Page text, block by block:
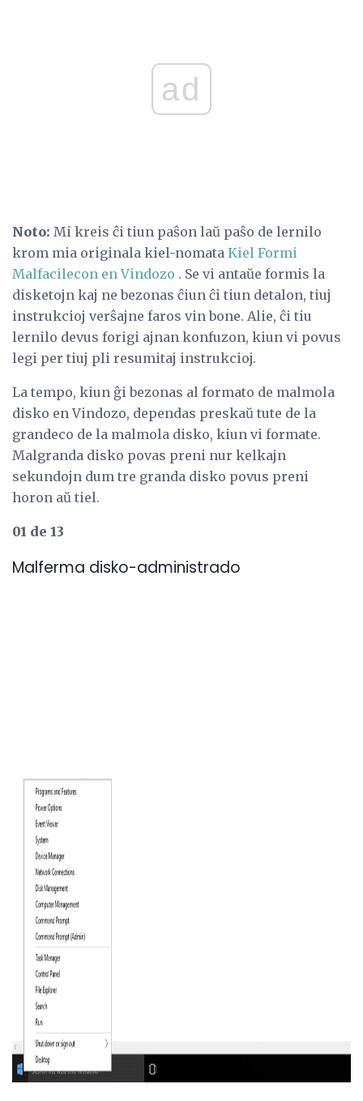
ad
Noto: Mi kreis ĉi tiun paŝon laŭ paŝo de lernilo
krom mia originala kiel-nomata Kiel Formi
Malfacilecon en Vindozo . Se vi antaŭe formis la
disketojn kaj ne bezonas ĉiun ĉi tiun detalon, tiuj
instrukcioj verŝajne faros vin bone. Alie, ĉi tiu
lernilo devus forigi ajnan konfuzon, kiun vi povus
legi per tiuj pli resumitaj instrukcioj.
La tempo, kiun ĝi bezonas al formato de malmola
disko en Vindozo, dependas preskaŭ tute de la
grandeco de la malmola disko, kiun vi formate.
Malgranda disko povas preni nur kelkajn
sekundojn dum tre granda disko povus preni
horon aŭ tiel.
01 de 13
Malferma disko-administrado